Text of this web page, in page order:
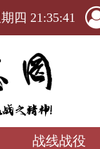
四 21:35:42
战线战役